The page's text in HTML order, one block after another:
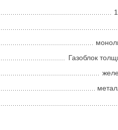
Газоблок